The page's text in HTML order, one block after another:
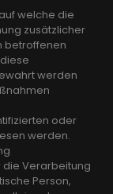
welche die
zusätzlicher
betroffenen
werden
oder
werden.
Verarbeitung
Person,